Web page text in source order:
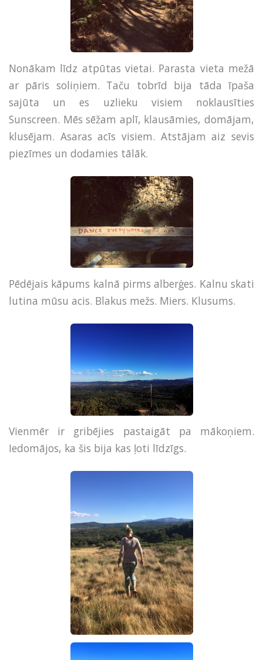
Nonākam līdz atpūtas vietai. Parasta vieta mežā
ar pāris soliņiem. Taču tobrīd bija tāda īpaša
sajūta un es uzlieku visiem noklausīties
Sunscreen. Mēs sēžam aplī, klausāmies, domājam,
klusējam. Asaras acīs visiem. Atstājam aiz sevis
piezīmes un dodamies tālāk.
Pēdējais kāpums kalnā pirms alberģes. Kalnu skati
lutina mūsu acis. Blakus mežs. Miers. Klusums.
Vienmēr ir gribējies pastaigāt pa mākoņiem.
Iedomājos, ka šis bija kas ļoti līdzīgs.